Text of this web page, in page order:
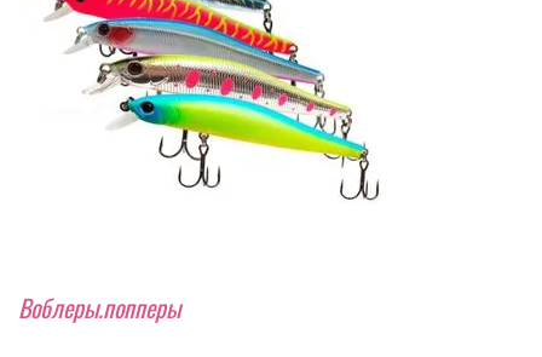
Воблеры.попперы